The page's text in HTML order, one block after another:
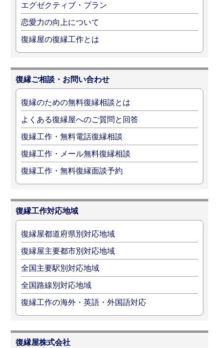
エグゼクティブ・プラン
恋愛力の向上について
復縁屋の復縁工作とは
復縁ご相談・お問い合わせ
復縁のための無料復縁相談とは
よくある復縁屋へのご質問と回答
復縁工作・無料電話復縁相談
復縁工作・メール無料復縁相談
復縁工作・無料復縁面談予約
復縁工作対応地域
復縁屋都道府県別対応地域
復縁屋主要都市別対応地域
全国主要駅別対応地域
全国路線別対応地域
復縁工作の海外・英語・外国語対応
復縁屋株式会社